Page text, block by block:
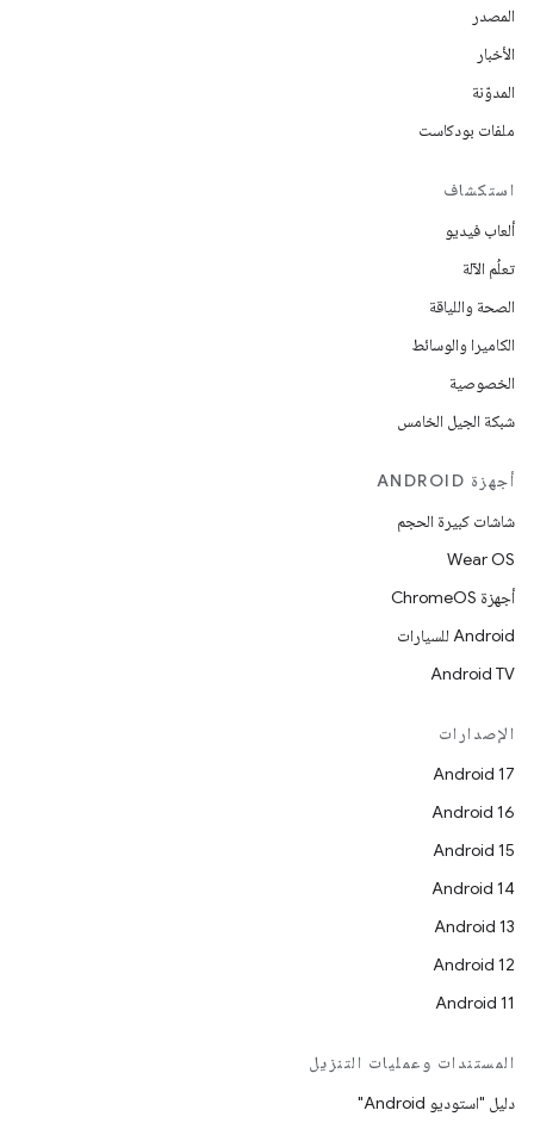
المصدر
الأخبار
المدوّنة
ملفات بودكاست
استكشاف
ألعاب فيديو
تعلُم الآلة
الصحة واللياقة
الكاميرا والوسائط
الخصوصية
شبكة الجيل الخامس
أجهزة ANDROID
شاشات كبيرة الحجم
Wear OS
أجهزة ChromeOS
Android للسيارات
Android TV
الإصدارات
Android 17
Android 16
Android 15
Android 14
Android 13
Android 12
Android 11
المستندات وعمليات التنزيل
دليل "استوديو Android"